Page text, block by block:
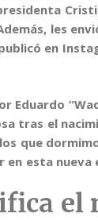
les
en
Eduardo
tras el
que
en esta
el